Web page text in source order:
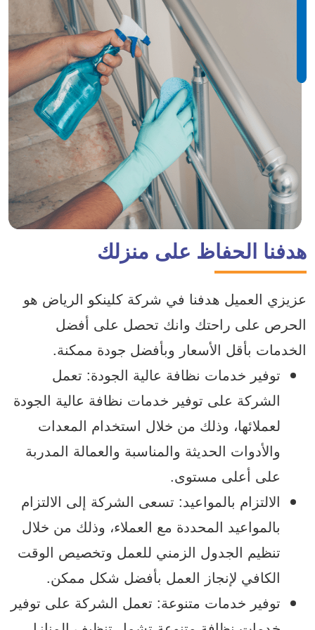
هدفنا الحفاظ على منزلك
عزيزي العميل هدفنا في شركة كلينكو الرياض هو
الحرص على راحتك وانك تحصل على أفضل
الخدمات بأقل الأسعار وبأفضل جودة ممكنة.
توفير خدمات نظافة عالية الجودة: تعمل
الشركة على توفير خدمات نظافة عالية الجودة
لعملائها، وذلك من خلال استخدام المعدات
والأدوات الحديثة والمناسبة والعمالة المدربة
على أعلى مستوى.
الالتزام بالمواعيد: تسعى الشركة إلى الالتزام
بالمواعيد المحددة مع العملاء، وذلك من خلال
تنظيم الجدول الزمني للعمل وتخصيص الوقت
الكافي لإنجاز العمل بأفضل شكل ممكن.
توفير خدمات متنوعة: تعمل الشركة على توفير